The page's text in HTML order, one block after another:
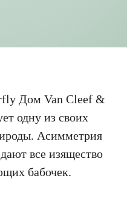
Дом Van Cleef &
одну из своих
Асимметрия
все изящество
бабочек.